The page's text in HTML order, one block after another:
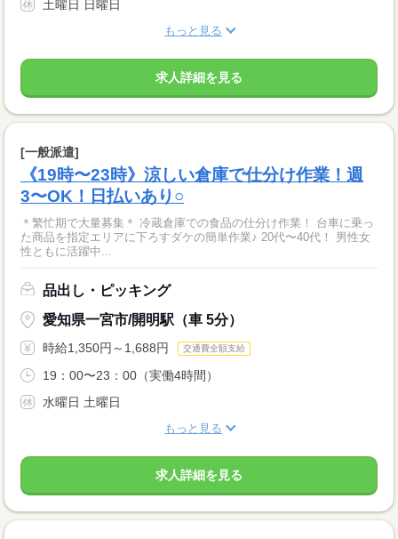
土曜日 日曜日
もっと見る
求人詳細を見る
[一般派遣]
《19時〜23時》涼しい倉庫で仕分け作業！週
3〜OK！日払いあり○
＊繁忙期で大量募集＊ 冷蔵倉庫での食品の仕分け作業！ 台車に乗っ
た商品を指定エリアに下ろすダケの簡単作業♪ 20代〜40代！ 男性女
性ともに活躍中...
品出し・ピッキング
愛知県一宮市/開明駅（車 5分）
時給1,350円～1,688円 交通費全額支給
19：00〜23：00（実働4時間）
水曜日 土曜日
もっと見る
求人詳細を見る